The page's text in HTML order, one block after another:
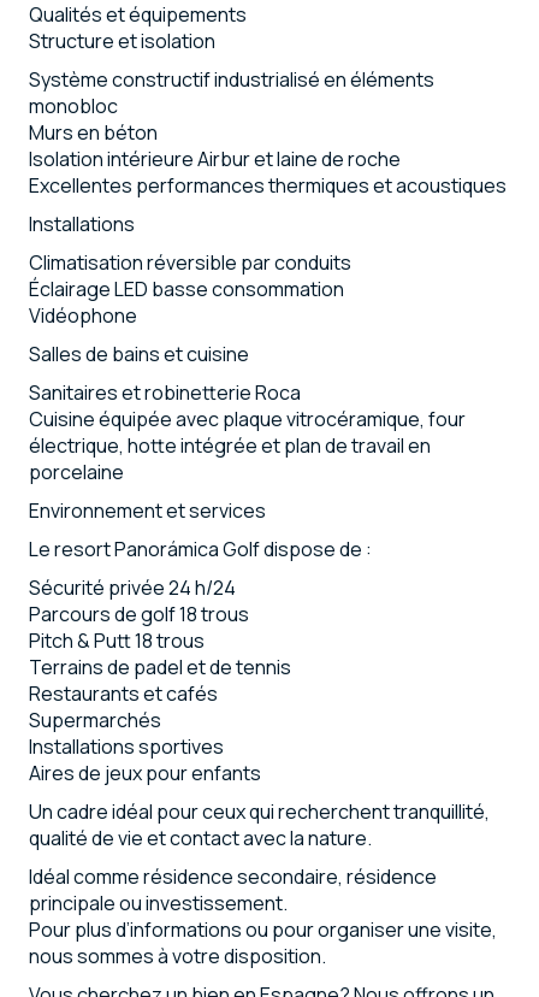
Qualités et équipements
Structure et isolation
Système constructif industrialisé en éléments
monobloc
Murs en béton
Isolation intérieure Airbur et laine de roche
Excellentes performances thermiques et acoustiques
Installations
Climatisation réversible par conduits
Éclairage LED basse consommation
Vidéophone
Salles de bains et cuisine
Sanitaires et robinetterie Roca
Cuisine équipée avec plaque vitrocéramique, four
électrique, hotte intégrée et plan de travail en
porcelaine
Environnement et services
Le resort Panorámica Golf dispose de :
Sécurité privée 24 h/24
Parcours de golf 18 trous
Pitch & Putt 18 trous
Terrains de padel et de tennis
Restaurants et cafés
Supermarchés
Installations sportives
Aires de jeux pour enfants
Un cadre idéal pour ceux qui recherchent tranquillité,
qualité de vie et contact avec la nature.
Idéal comme résidence secondaire, résidence
principale ou investissement.
Pour plus d’informations ou pour organiser une visite,
nous sommes à votre disposition.